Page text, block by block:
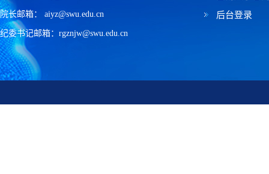
院长邮箱： aiyz@swu.edu.cn
纪委书记邮箱：rgznjw@swu.edu.cn
后台登录